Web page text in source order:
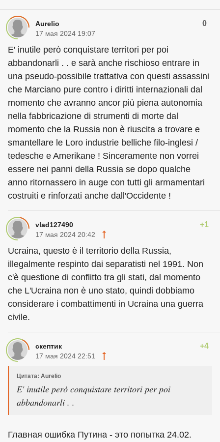
Aurelio 0
17 мая 2024 19:07
E' inutile però conquistare territori per poi
abbandonarli . . e sarà anche rischioso entrare in
una pseudo-possibile trattativa con questi assassini
che Marciano pure contro i diritti internazionali dal
momento che avranno ancor più piena autonomia
nella fabbricazione di strumenti di morte dal
momento che la Russia non è riuscita a trovare e
smantellare le Loro industrie belliche filo-inglesi /
tedesche e Amerikane ! Sinceramente non vorrei
essere nei panni della Russia se dopo qualche
anno ritornassero in auge con tutti gli armamentari
costruiti e rinforzati anche dall'Occidente !
vlad127490 +1
17 мая 2024 20:42
Ucraina, questo è il territorio della Russia,
illegalmente respinto dai separatisti nel 1991. Non
c'è questione di conflitto tra gli stati, dal momento
che L'Ucraina non è uno stato, quindi dobbiamo
considerare i combattimenti in Ucraina una guerra
civile.
скептик +4
17 мая 2024 22:51
Цитата: Aurelio
E' inutile però conquistare territori per poi
abbandonarli . .
Главная ошибка Путина - это попытка 24.02.